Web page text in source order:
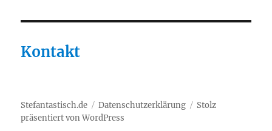
Kontakt
Stefantastisch.de Datenschutzerklärung
Stolz
präsentiert von WordPress